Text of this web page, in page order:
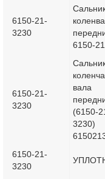
6150-21-
3230
6150-
6150-21-
3230
вала
(6150-
3230)
6150-21-
3230